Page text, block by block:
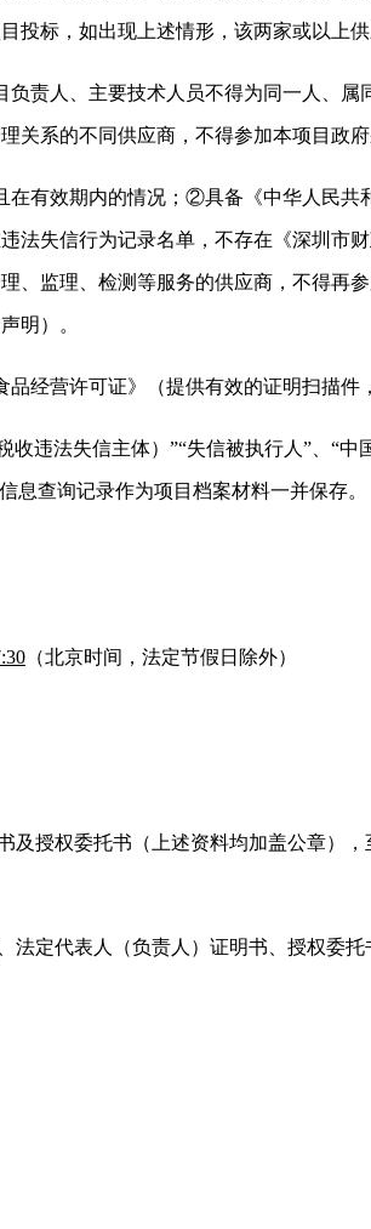
投标，如出现上述情形，该两家或以上
责人、主要技术人员不得为同一人、
系的不同供应商，不得参加本项目政
有效期内的情况；②具备《中华人民
失信行为记录名单，不存在《深圳市
监理、检测等服务的供应商，不得再
明）。
经营许可证》（提供有效的证明扫描件
违法失信主体）”“失信被执行人”、“
息查询记录作为项目档案材料一并保存
（北京时间，法定节假日除外）
及授权委托书（上述资料均加盖公章）
法定代表人（负责人）证明书、授权委